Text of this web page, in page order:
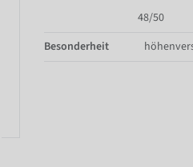
48/50
Besonderheit